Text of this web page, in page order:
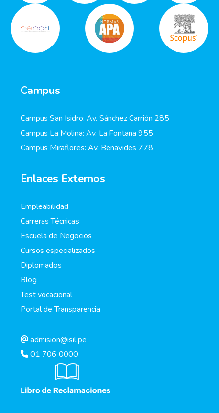
Campus
Campus San Isidro: Av. Sánchez Carrión 285
Campus La Molina: Av. La Fontana 955
Campus Miraflores: Av. Benavides 778
Enlaces Externos
Empleabilidad
Carreras Técnicas
Escuela de Negocios
Cursos especializados
Diplomados
Blog
Test vocacional
Portal de Transparencia
admision@isil.pe
01 706 0000